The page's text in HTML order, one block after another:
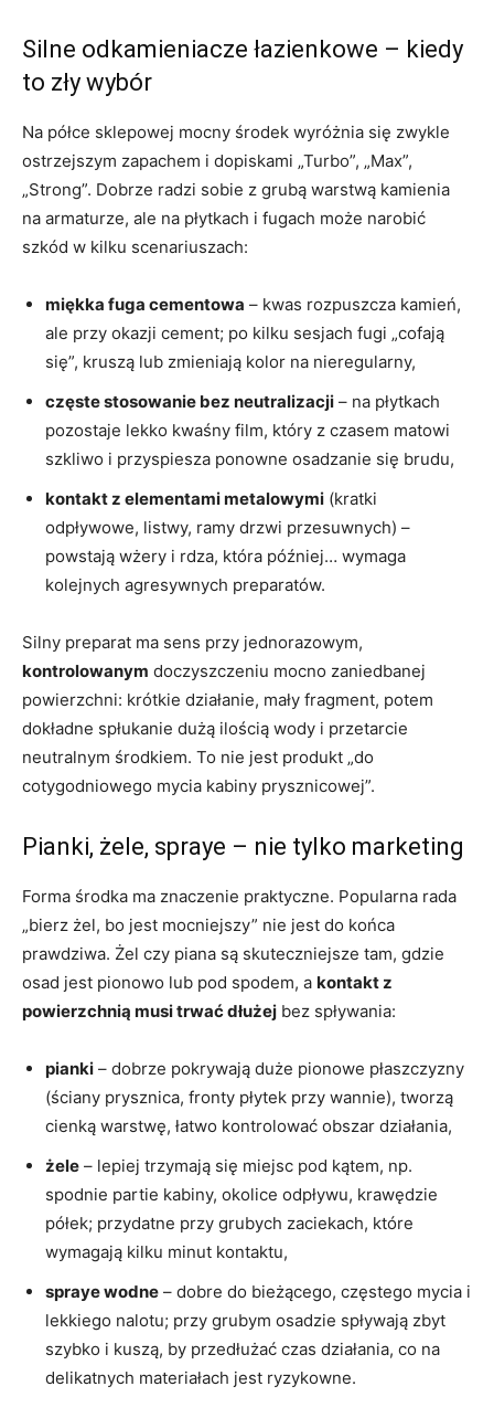
Silne odkamieniacze łazienkowe – kiedy
to zły wybór
Na półce sklepowej mocny środek wyróżnia się zwykle
ostrzejszym zapachem i dopiskami „Turbo”, „Max”,
„Strong”. Dobrze radzi sobie z grubą warstwą kamienia
na armaturze, ale na płytkach i fugach może narobić
szkód w kilku scenariuszach:
miękka fuga cementowa – kwas rozpuszcza kamień,
ale przy okazji cement; po kilku sesjach fugi „cofają
się”, kruszą lub zmieniają kolor na nieregularny,
częste stosowanie bez neutralizacji – na płytkach
pozostaje lekko kwaśny film, który z czasem matowi
szkliwo i przyspiesza ponowne osadzanie się brudu,
kontakt z elementami metalowymi (kratki
odpływowe, listwy, ramy drzwi przesuwnych) –
powstają wżery i rdza, która później… wymaga
kolejnych agresywnych preparatów.
Silny preparat ma sens przy jednorazowym,
kontrolowanym doczyszczeniu mocno zaniedbanej
powierzchni: krótkie działanie, mały fragment, potem
dokładne spłukanie dużą ilością wody i przetarcie
neutralnym środkiem. To nie jest produkt „do
cotygodniowego mycia kabiny prysznicowej”.
Pianki, żele, spraye – nie tylko marketing
Forma środka ma znaczenie praktyczne. Popularna rada
„bierz żel, bo jest mocniejszy” nie jest do końca
prawdziwa. Żel czy piana są skuteczniejsze tam, gdzie
osad jest pionowo lub pod spodem, a kontakt z
powierzchnią musi trwać dłużej bez spływania:
pianki – dobrze pokrywają duże pionowe płaszczyzny
(ściany prysznica, fronty płytek przy wannie), tworzą
cienką warstwę, łatwo kontrolować obszar działania,
żele – lepiej trzymają się miejsc pod kątem, np.
spodnie partie kabiny, okolice odpływu, krawędzie
półek; przydatne przy grubych zaciekach, które
wymagają kilku minut kontaktu,
spraye wodne – dobre do bieżącego, częstego mycia i
lekkiego nalotu; przy grubym osadzie spływają zbyt
szybko i kuszą, by przedłużać czas działania, co na
delikatnych materiałach jest ryzykowne.